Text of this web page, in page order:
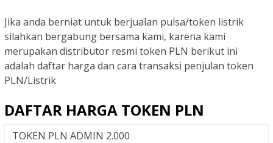
Jika anda berniat untuk berjualan pulsa/token listrik
silahkan bergabung bersama kami, karena kami
merupakan distributor resmi token PLN berikut ini
adalah daftar harga dan cara transaksi penjulan token
PLN/Listrik
DAFTAR HARGA TOKEN PLN
TOKEN PLN ADMIN 2.000